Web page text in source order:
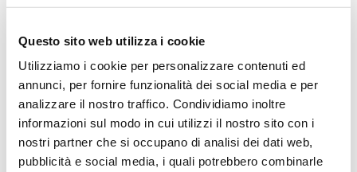
Questo sito web utilizza i cookie
Utilizziamo i cookie per personalizzare contenuti ed
annunci, per fornire funzionalità dei social media e per
analizzare il nostro traffico. Condividiamo inoltre
informazioni sul modo in cui utilizzi il nostro sito con i
nostri partner che si occupano di analisi dei dati web,
pubblicità e social media, i quali potrebbero combinarle
Si ringraziano anticipatamente coloro che interverranno alla
cerimonia.
Reggio Emilia, 9 Agosto 2024